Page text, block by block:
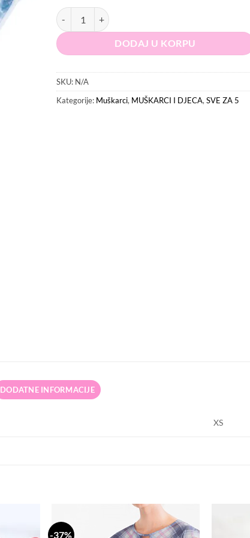
SHEIN Košulja količina
DODAJ U KORPU
SKU: N/A
Kategorije: Muškarci, MUŠKARCI I DJECA,SVE ZA 5
DODATNE INFORMACIJE
XS
-37%